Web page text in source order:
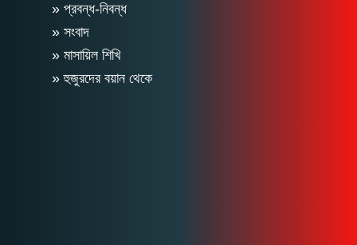
» প্রবন্ধ-নিবন্ধ
» সংবাদ
» মাসায়িল শিখি
» হুজুরদের বয়ান থেকে